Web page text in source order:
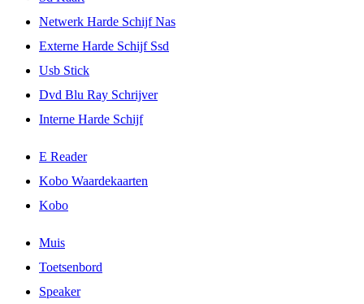
Netwerk Harde Schijf Nas
Externe Harde Schijf Ssd
Usb Stick
Dvd Blu Ray Schrijver
Interne Harde Schijf
E Reader
Kobo Waardekaarten
Kobo
Muis
Toetsenbord
Speaker